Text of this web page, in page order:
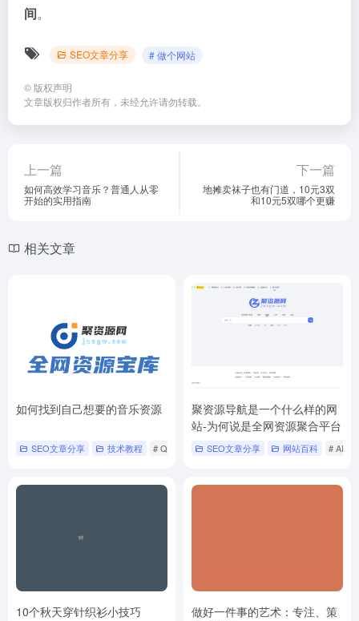
间。
SEO文章分享 # 做个网站
© 版权声明
文章版权归作者所有，未经允许请勿转载。
上一篇
如何高效学习音乐？普通人从零
开始的实用指南
下一篇
地摊卖袜子也有门道，10元3双
和10元5双哪个更赚
相关文章
如何找到自己想要的音乐资源
SEO文章分享 技术教程 # QQ音乐 # 搜索引擎 # 汽水音乐
聚资源导航是一个什么样的网
站-为何说是全网资源聚合平台
SEO文章分享 网站百科 # AI工
10个秋天穿针织衫小技巧
做好一件事的艺术：专注、策